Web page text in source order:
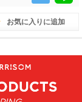
お気に入りに追加